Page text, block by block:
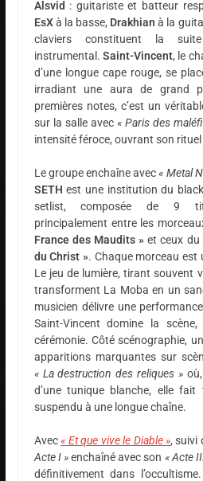
Alsvid : guitariste et batteur
EsXà la basse, Drakhian à la
claviers constituent la
instrumental. Saint-Vincent, le
d’une longue cape rouge, se
irradiant une aura de grand
premières notes, c’est un
sur la salle avec « Paris des
intensité féroce, ouvrant son
Le groupe enchaîne avec« Metal
SETH est une institution du
setlist, composée de 9
principalement entre les
France des Maudits » et ceux du
du Christ ». Chaque morceau
Le jeu de lumière, tirant souvent
transforment La Moba en un
musicien délivre une
Saint-Vincent domine la
cérémonie. Côté scénographie,
apparitions marquantes sur
« La destruction des reliques »
d’une tunique blanche, elle fait
suspendu à une longue chaîne.
Avec« Et que vive le Diable », suivi
Acte I »enchaîné avec son « Acte
définitivement dans